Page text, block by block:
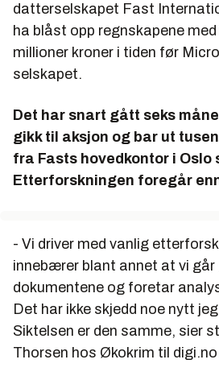
datterselskapet Fast
ha blåst opp regnskapene
millioner kroner i tiden før
selskapet.
Det har snart gått seks
gikk til aksjon og bar ut
fra Fasts hovedkontor i Oslo
Etterforskningen foregår
- Vi driver med vanlig
innebærer blant annet at vi går
dokumentene og foretar
Det har ikke skjedd noe nytt
Siktelsen er den samme, sier
Thorsen hos Økokrim til